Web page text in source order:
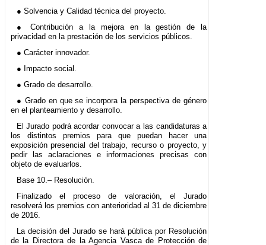
● Solvencia y Calidad técnica del proyecto.
● Contribución a la mejora en la gestión de la
privacidad en la prestación de los servicios públicos.
● Carácter innovador.
● Impacto social.
● Grado de desarrollo.
● Grado en que se incorpora la perspectiva de género
en el planteamiento y desarrollo.
El Jurado podrá acordar convocar a las candidaturas a
los distintos premios para que puedan hacer una
exposición presencial del trabajo, recurso o proyecto, y
pedir las aclaraciones e informaciones precisas con
objeto de evaluarlos.
Base 10.– Resolución.
Finalizado el proceso de valoración, el Jurado
resolverá los premios con anterioridad al 31 de diciembre
de 2016.
La decisión del Jurado se hará pública por Resolución
de la Directora de la Agencia Vasca de Protección de